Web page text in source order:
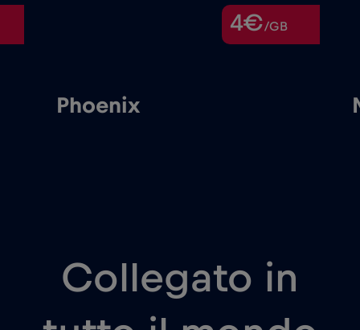
4€/GB
Phoenix
Collegato in